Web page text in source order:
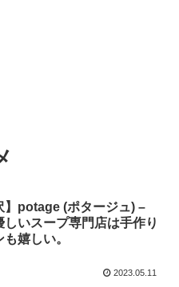
】potage (ポタージュ) –
しいスープ専門店は手作り
嬉しい。
2023.05.11